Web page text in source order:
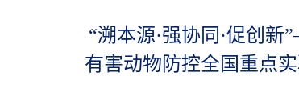
“溯本源·强协同·促创
有害动物防控全国重点